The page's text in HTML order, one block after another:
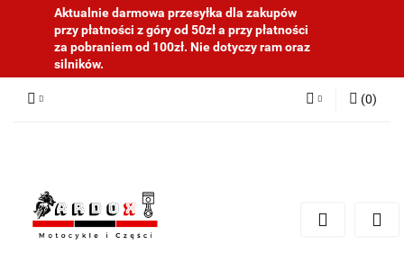
Aktualnie darmowa przesyłka dla zakupów
przy płatności z góry od 50zł a przy płatności
za pobraniem od 100zł. Nie dotyczy ram oraz
silników.
(0)